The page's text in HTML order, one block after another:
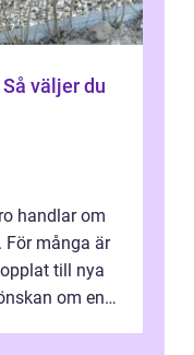
väljer du
handlar om
För många är
till nya
om en